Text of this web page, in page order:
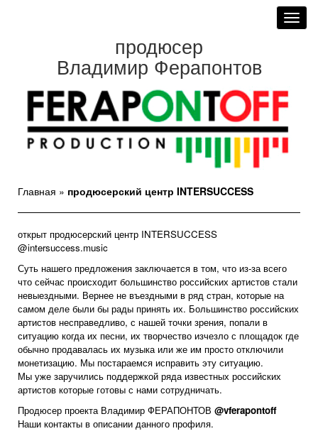
продюсер
Владимир Ферапонтов
Главная » продюсерский центр INTERSUCCESS
открыт продюсерский центр INTERSUCCESS
@intersuccess.music
Суть нашего предложения заключается в том, что из-за всего
что сейчас происходит большинство российских артистов стали
невыездными. Вернее не въездными в ряд стран, которые на
самом деле были бы рады принять их. Большинство российских
артистов несправедливо, с нашей точки зрения, попали в
ситуацию когда их песни, их творчество изчезло с площадок где
обычно продавалась их музыка или же им просто отключили
монетизацию. Мы постараемся исправить эту ситуацию.
Мы уже заручились поддержкой ряда известных российских
артистов которые готовы с нами сотрудничать.
Продюсер проекта Владимир ФЕРАПОНТОВ @vferapontoff
Наши контакты в описании данного профиля.